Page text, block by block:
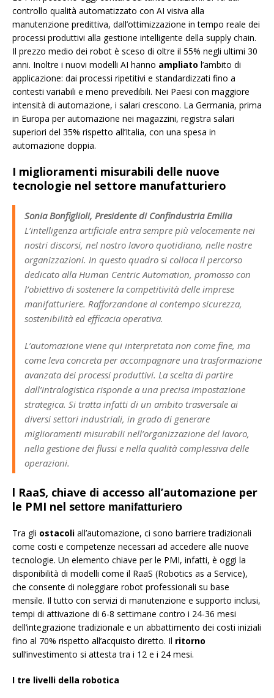
controllo qualità automatizzato con AI visiva alla
manutenzione predittiva, dall’ottimizzazione in tempo reale dei
processi produttivi alla gestione intelligente della supply chain.
Il prezzo medio dei robot è sceso di oltre il 55% negli ultimi 30
anni. Inoltre i nuovi modelli AI hanno ampliato l’ambito di
applicazione: dai processi ripetitivi e standardizzati fino a
contesti variabili e meno prevedibili. Nei Paesi con maggiore
intensità di automazione, i salari crescono. La Germania, prima
in Europa per automazione nei magazzini, registra salari
superiori del 35% rispetto all’Italia, con una spesa in
automazione doppia.
I miglioramenti misurabili delle nuove
tecnologie nel settore manufatturiero
Sonia Bonfiglioli, Presidente di Confindustria Emilia
L’intelligenza artificiale entra sempre più velocemente nei
nostri discorsi, nel nostro lavoro quotidiano, nelle nostre
organizzazioni. In questo quadro si colloca il percorso
dedicato alla Human Centric Automation, promosso con
l’obiettivo di sostenere la competitività delle imprese
manifatturiere. Rafforzandone al contempo sicurezza,
sostenibilità ed efficacia operativa.
L’automazione viene qui interpretata non come fine, ma
come leva concreta per accompagnare una trasformazione
avanzata dei processi produttivi. La scelta di partire
dall’intralogistica risponde a una precisa impostazione
strategica. Si tratta infatti di un ambito trasversale ai
diversi settori industriali, in grado di generare
miglioramenti misurabili nell’organizzazione del lavoro,
nella gestione dei flussi e nella qualità complessiva delle
operazioni.
l RaaS, chiave di accesso all’automazione per
le PMI nel settore manifatturiero
Tra gli ostacoli all’automazione, ci sono barriere tradizionali
come costi e competenze necessari ad accedere alle nuove
tecnologie. Un elemento chiave per le PMI, infatti, è oggi la
disponibilità di modelli come il RaaS (Robotics as a Service),
che consente di noleggiare robot professionali su base
mensile. Il tutto con servizi di manutenzione e supporto inclusi,
tempi di attivazione di 6-8 settimane contro i 24-36 mesi
dell’integrazione tradizionale e un abbattimento dei costi iniziali
fino al 70% rispetto all’acquisto diretto. Il ritorno
sull’investimento si attesta tra i 12 e i 24 mesi.
I tre livelli della robotica